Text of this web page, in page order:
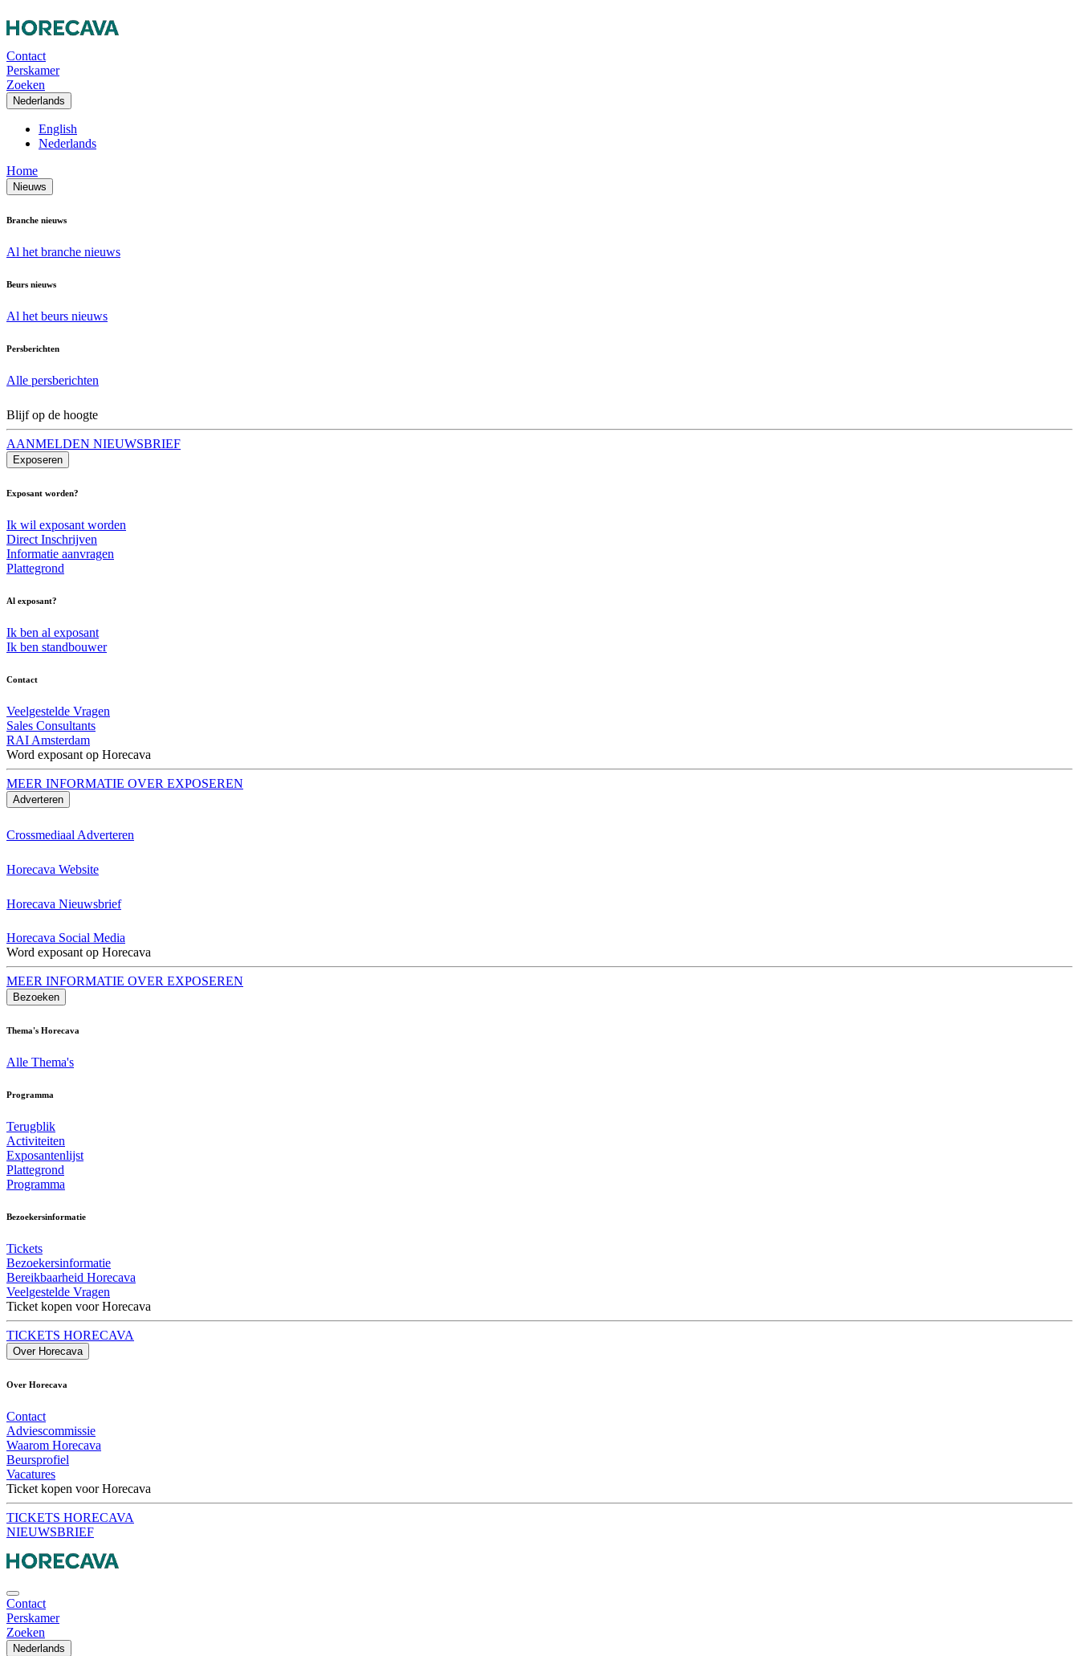
Contact
Perskamer
Zoeken
Nederlands
English
Nederlands
Home
Nieuws
Branche nieuws
Al het branche nieuws
Beurs nieuws
Al het beurs nieuws
Persberichten
Alle persberichten
Blijf op de hoogte
AANMELDEN NIEUWSBRIEF
Exposeren
Exposant worden?
Ik wil exposant worden
Direct Inschrijven
Informatie aanvragen
Plattegrond
Al exposant?
Ik ben al exposant
Ik ben standbouwer
Contact
Veelgestelde Vragen
Sales Consultants
RAI Amsterdam
Word exposant op Horecava
MEER INFORMATIE OVER EXPOSEREN
Adverteren
Crossmediaal Adverteren
Horecava Website
Horecava Nieuwsbrief
Horecava Social Media
Word exposant op Horecava
MEER INFORMATIE OVER EXPOSEREN
Bezoeken
Thema's Horecava
Alle Thema's
Programma
Terugblik
Activiteiten
Exposantenlijst
Plattegrond
Programma
Bezoekersinformatie
Tickets
Bezoekersinformatie
Bereikbaarheid Horecava
Veelgestelde Vragen
Ticket kopen voor Horecava
TICKETS HORECAVA
Over Horecava
Over Horecava
Contact
Adviescommissie
Waarom Horecava
Beursprofiel
Vacatures
Ticket kopen voor Horecava
TICKETS HORECAVA
NIEUWSBRIEF
Contact
Perskamer
Zoeken
Nederlands